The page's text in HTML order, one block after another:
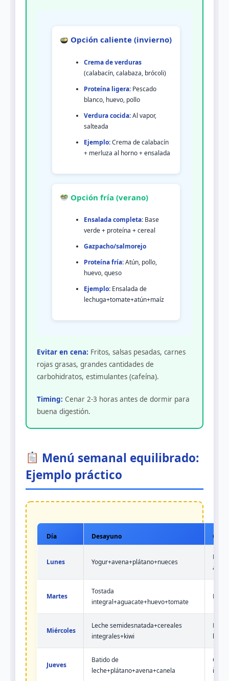
Opción caliente (invierno)
Crema de verduras
(calabacín, calabaza, brócoli)
Proteína ligera: Pescado
blanco, huevo, pollo
Verdura cocida:Al vapor,
salteada
Ejemplo:Crema de calabacín
+ merluza al horno + ensalada
Opción fría (verano)
Ensalada completa: Base
verde + proteína + cereal
Gazpacho/salmorejo
Proteína fría:Atún, pollo,
huevo, queso
Ejemplo: Ensalada de
lechuga+tomate+atún+maíz
Evitar en cena: Fritos, salsas pesadas, carnes
rojas grasas, grandes cantidades de
carbohidratos, estimulantes (cafeína).
Timing: Cenar 2-3 horas antes de dormir para
buena digestión.
Menú semanal equilibrado:
Ejemplo práctico
Día Desayuno
Lunes Yogur+avena+plátano+nueces
Martes
Tostada
integral+aguacate+huevo+tomate
Pollo
Miércoles
Leche semidesnatada+cereales
integrales+kiwi
Jueves
Batido de
leche+plátano+avena+canela